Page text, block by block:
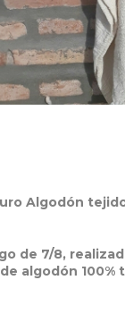
Algodón
de 7/8,
algodón 100%